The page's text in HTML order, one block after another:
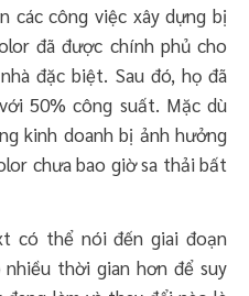
các công việc xây dựng bị
đã được chính phủ cho
đặc biệt. Sau đó, họ đã
50% công suất. Mặc dù
kinh doanh bị ảnh hưởng
chưa bao giờ sa thải bất
có thể nói đến giai đoạn
nhiều thời gian hơn để suy